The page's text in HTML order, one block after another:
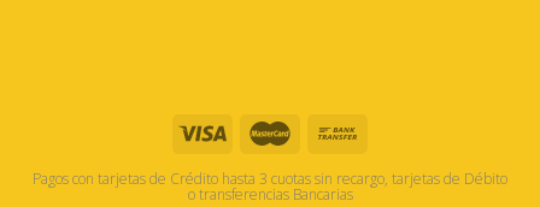
Pagos con tarjetas de Crédito hasta 3 cuotas sin recargo, tarjetas de Débito
o transferencias Bancarias